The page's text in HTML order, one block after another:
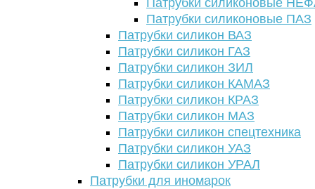
Патрубки силиконовые
Патрубки силиконовые ПАЗ
Патрубки силикон ВАЗ
Патрубки силикон ГАЗ
Патрубки силикон ЗИЛ
Патрубки силикон КАМАЗ
Патрубки силикон КРАЗ
Патрубки силикон МАЗ
Патрубки силикон спецтехника
Патрубки силикон УАЗ
Патрубки силикон УРАЛ
Патрубки для иномарок